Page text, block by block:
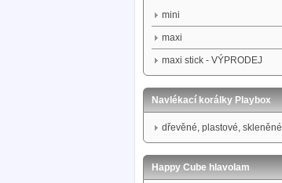
mini
maxi
maxi stick - VÝPRODEJ
Navlékací korálky Playbox
dřevěné, plastové, skleněné
Happy Cube hlavolam